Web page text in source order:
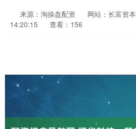
来源：淘操盘配资 网站：长富资本
14:20:15
查看：156